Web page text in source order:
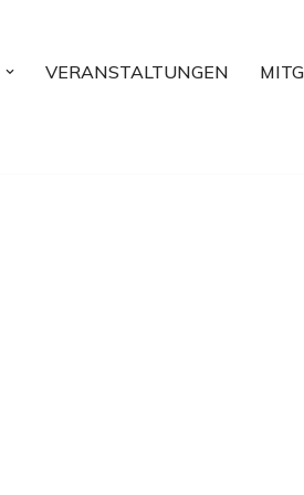
VERANSTALTUNGEN